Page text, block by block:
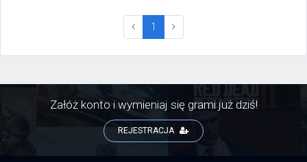
1 (current)
Załóż konto i wymieniaj się grami już dziś!
REJESTRACJA